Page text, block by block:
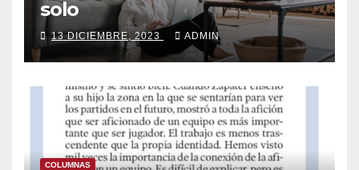
solo
13 DICIEMBRE, 2023 ADMIN
COLUMNAS